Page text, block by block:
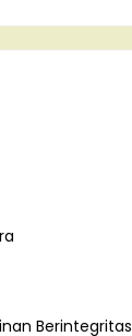
Berintegritas